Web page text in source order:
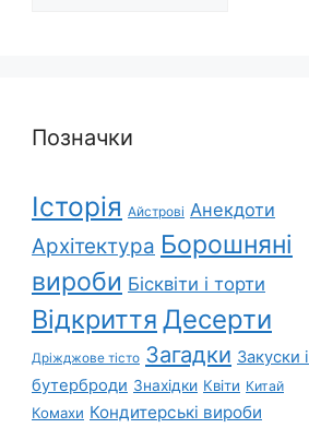
Позначки
Історія Айстрові Анекдоти
Архітектура Борошняні
вироби Бісквіти і торти
Відкриття Десерти
Дріжджове тісто Загадки Закуски і
бутерброди Знахідки Квіти Китай
Комахи Кондитерські вироби